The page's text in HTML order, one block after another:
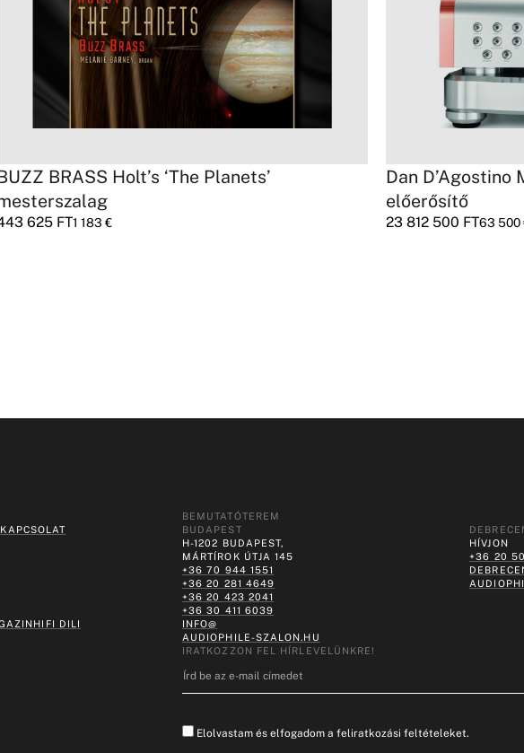
BRASS Holt’s ‘The Planets’
625 FT1 183€
Dan D’Agostino
előerősítő
23 812 500 FT63 500
KAPCSOLAT
HIFI DILI
BEMUTATÓTEREM
BUDAPEST
H-1202 BUDAPEST,
MÁRTÍROK ÚTJA 145
+36 70 944 1551
+36 20 281 4649
+36 20 423 2041
+36 30 411 6039
INFO@
AUDIOPHILE-SZALON.HU
HÍVJON
+36 20
IRATKOZZON FEL HÍRLEVELÜNKRE!
Elolvastam és elfogadom a feliratkozási feltételeket.